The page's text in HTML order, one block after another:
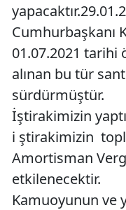
Cumhurbaşkanı
01.07.2021 tarihi
alınan bu tür
sürdürmüştür.
İştirakimizin
i ştirakimizin
Amortisman
etkilenecektir.
Kamuoyunun ve